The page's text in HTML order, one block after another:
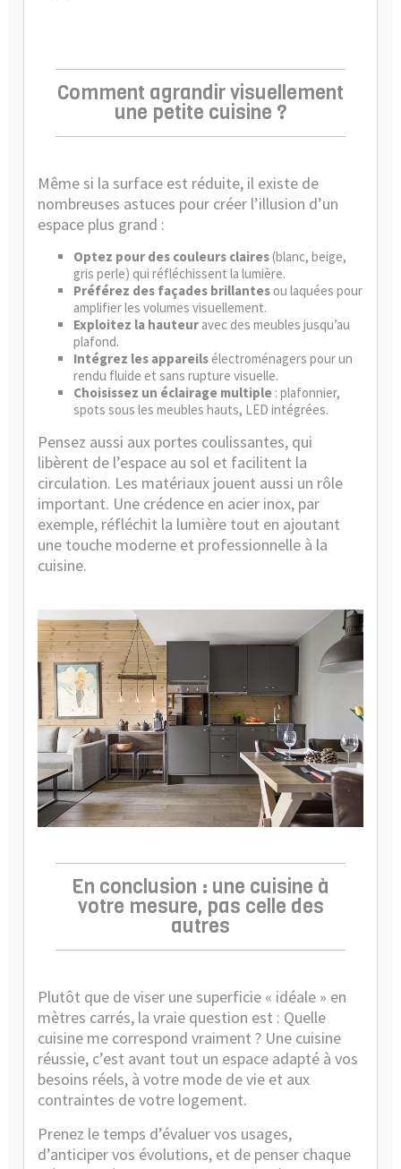
Comment agrandir visuellement
une petite cuisine ?
Même si la surface est réduite, il existe de
nombreuses astuces pour créer l’illusion d’un
espace plus grand :
Optez pour des couleurs claires(blanc, beige,
gris perle) qui réfléchissent la lumière.
Préférez des façades brillantes ou laquées pour
amplifier les volumes visuellement.
Exploitez la hauteur avec des meubles jusqu’au
plafond.
Intégrez les appareils électroménagers pour un
rendu fluide et sans rupture visuelle.
Choisissez un éclairage multiple : plafonnier,
spots sous les meubles hauts, LED intégrées.
Pensez aussi aux portes coulissantes, qui
libèrent de l’espace au sol et facilitent la
circulation. Les matériaux jouent aussi un rôle
important. Une crédence en acier inox, par
exemple, réfléchit la lumière tout en ajoutant
une touche moderne et professionnelle à la
cuisine.
En conclusion : une cuisine à
votre mesure, pas celle des
autres
Plutôt que de viser une superficie « idéale » en
mètres carrés, la vraie question est : Quelle
cuisine me correspond vraiment ? Une cuisine
réussie, c’est avant tout un espace adapté à vos
besoins réels, à votre mode de vie et aux
contraintes de votre logement.
Prenez le temps d’évaluer vos usages,
d’anticiper vos évolutions, et de penser chaque